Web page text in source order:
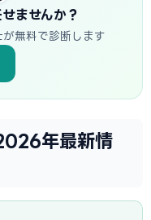
ませんか？
無料で診断します
年最新情